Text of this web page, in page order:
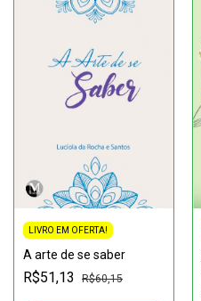
LIVRO EM OFERTA!
A arte de se saber
R$51,13 R$60,15